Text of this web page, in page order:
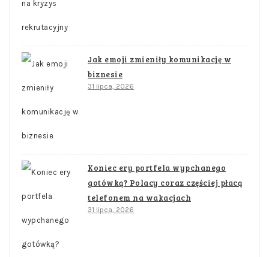
Jak emoji zmieniły komunikację w
biznesie
31 lipca, 2026
Koniec ery portfela wypchanego
gotówką? Polacy coraz częściej płacą
telefonem na wakacjach
31 lipca, 2026